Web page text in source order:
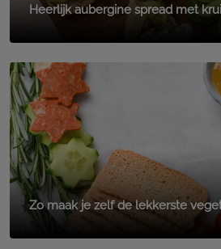
Heerlijk aubergine spread met
Zo maak je zelf de lekkerste